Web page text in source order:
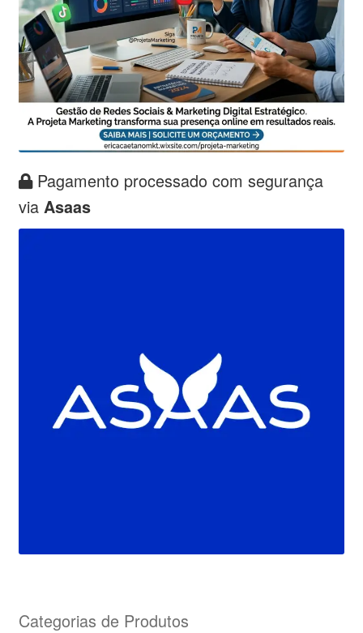
Pagamento processado com segurança
via Asaas
Categorias de Produtos